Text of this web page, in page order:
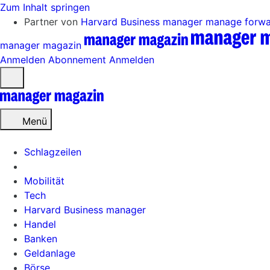
Zum Inhalt springen
Partner von Harvard Business manager manage
manager magazin
Anmelden Abonnement Anmelden
öffnen
Menü
Schlagzeilen
Mobilität
Tech
Harvard Business manager
Handel
Banken
Geldanlage
Börse